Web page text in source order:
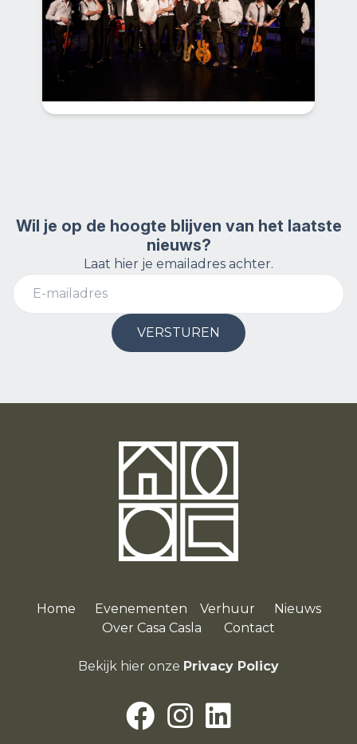
LEES MEER 15:00
Casa Casla
Op 3 januari opent het FlevoEnsemble het
nieuwe jaar met een feestelijk
nieuwjaarsconcert in CasaCasla.
Wil je op de hoogte blijven van het laatste
nieuws?
Laat hier je emailadres achter.
VERSTUREN
Home Evenementen Verhuur
Nieuws
Over Casa Casla Contact
Bekijk hier onze Privacy Policy